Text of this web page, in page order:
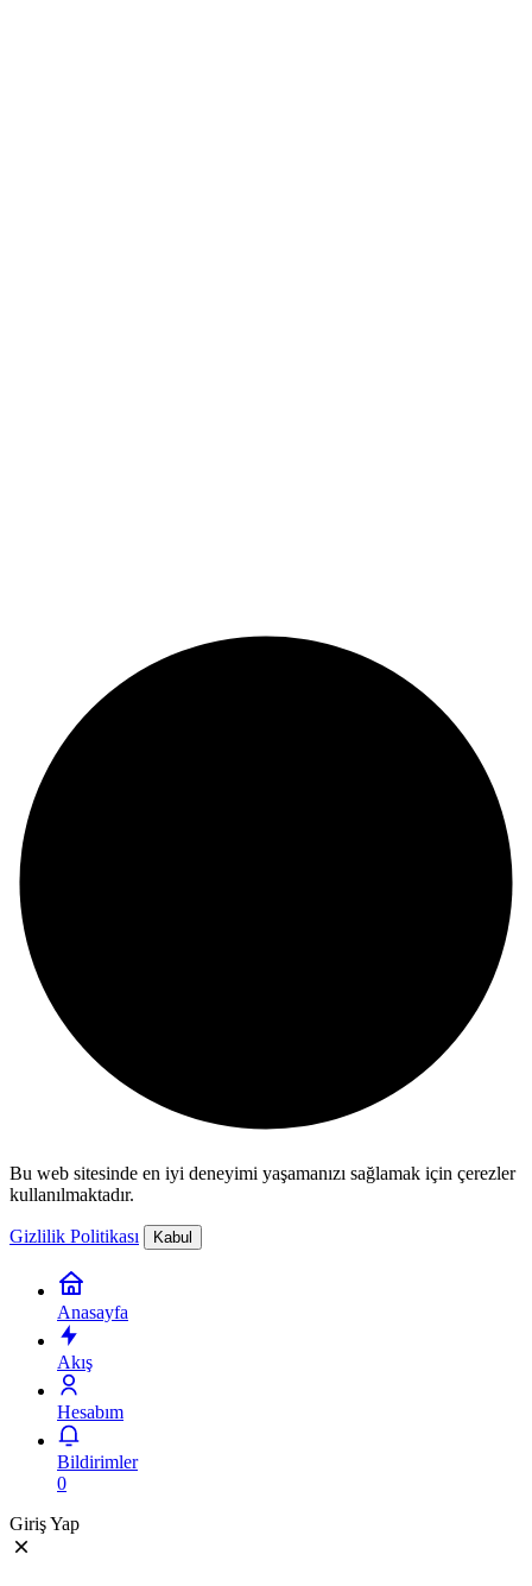
Bu web sitesinde en iyi deneyimi yaşamanızı sağlamak için çerezler
kullanılmaktadır.
Gizlilik Politikası Kabul
Anasayfa
Akış
Hesabım
Bildirimler
0
Giriş Yap